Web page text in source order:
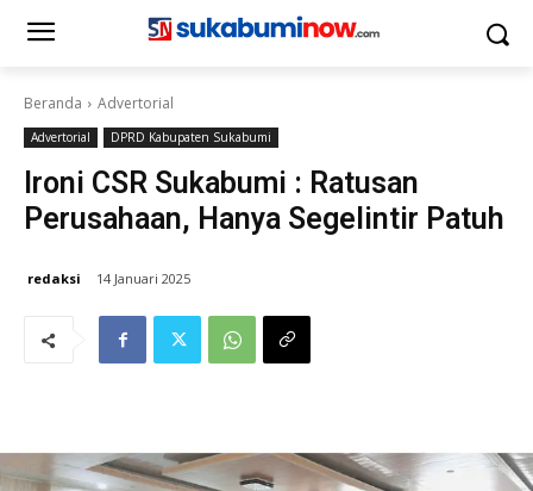
Beranda Advertorial
Advertorial DPRD Kabupaten Sukabumi
Ironi CSR Sukabumi : Ratusan
Perusahaan, Hanya Segelintir Patuh
redaksi 14 Januari 2025